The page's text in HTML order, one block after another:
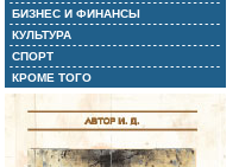
БИЗНЕС И ФИНАНСЫ
КУЛЬТУРА
СПОРТ
КРОМЕ ТОГО